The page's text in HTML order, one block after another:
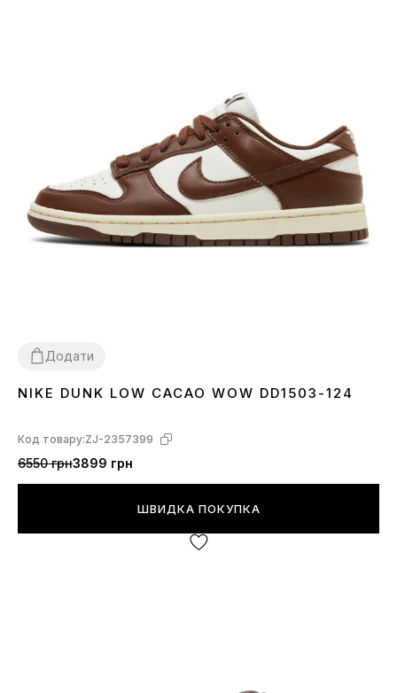
Додати
3637 383940 4142 43 4445
NIKE DUNK LOW CACAO WOW DD1503-124
Код товару:ZJ-2357399
6550 грн3899 грн
ШВИДКА ПОКУПКА